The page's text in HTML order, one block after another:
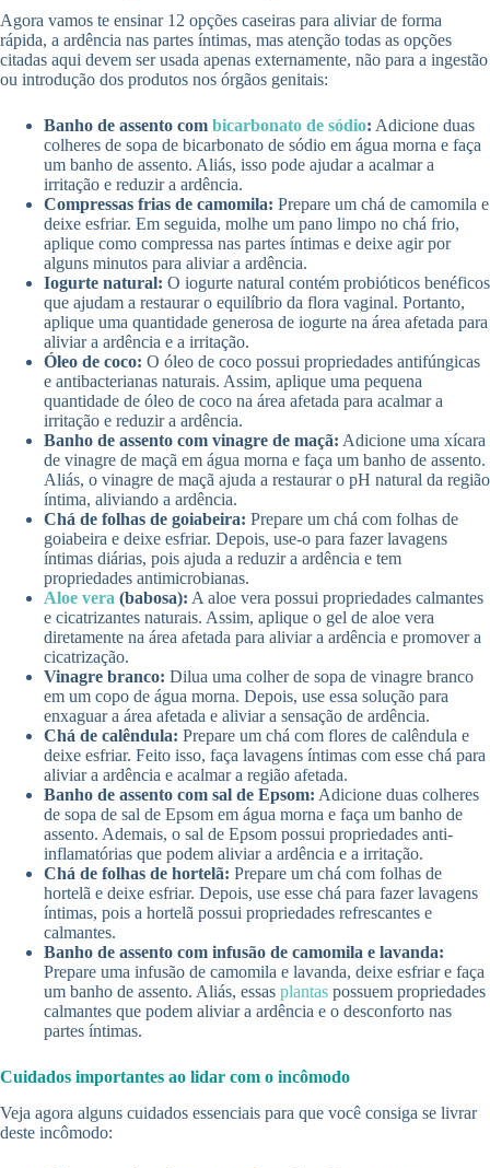
Agora vamos te ensinar 12 opções caseiras para aliviar de forma
rápida, a ardência nas partes íntimas, mas atenção todas as opções
citadas aqui devem ser usada apenas externamente, não para a ingestão
ou introdução dos produtos nos órgãos genitais:
Banho de assento com bicarbonato de sódio: Adicione duas
colheres de sopa de bicarbonato de sódio em água morna e faça
um banho de assento. Aliás, isso pode ajudar a acalmar a
irritação e reduzir a ardência.
Compressas frias de camomila: Prepare um chá de camomila e
deixe esfriar. Em seguida, molhe um pano limpo no chá frio,
aplique como compressa nas partes íntimas e deixe agir por
alguns minutos para aliviar a ardência.
Iogurte natural: O iogurte natural contém probióticos benéficos
que ajudam a restaurar o equilíbrio da flora vaginal. Portanto,
aplique uma quantidade generosa de iogurte na área afetada para
aliviar a ardência e a irritação.
Óleo de coco: O óleo de coco possui propriedades antifúngicas
e antibacterianas naturais. Assim, aplique uma pequena
quantidade de óleo de coco na área afetada para acalmar a
irritação e reduzir a ardência.
Banho de assento com vinagre de maçã: Adicione uma xícara
de vinagre de maçã em água morna e faça um banho de assento.
Aliás, o vinagre de maçã ajuda a restaurar o pH natural da região
íntima, aliviando a ardência.
Chá de folhas de goiabeira: Prepare um chá com folhas de
goiabeira e deixe esfriar. Depois, use-o para fazer lavagens
íntimas diárias, pois ajuda a reduzir a ardência e tem
propriedades antimicrobianas.
Aloe vera (babosa): A aloe vera possui propriedades calmantes
e cicatrizantes naturais. Assim, aplique o gel de aloe vera
diretamente na área afetada para aliviar a ardência e promover a
cicatrização.
Vinagre branco: Dilua uma colher de sopa de vinagre branco
em um copo de água morna. Depois, use essa solução para
enxaguar a área afetada e aliviar a sensação de ardência.
Chá de calêndula: Prepare um chá com flores de calêndula e
deixe esfriar. Feito isso, faça lavagens íntimas com esse chá para
aliviar a ardência e acalmar a região afetada.
Banho de assento com sal de Epsom: Adicione duas colheres
de sopa de sal de Epsom em água morna e faça um banho de
assento. Ademais, o sal de Epsom possui propriedades anti-
inflamatórias que podem aliviar a ardência e a irritação.
Chá de folhas de hortelã: Prepare um chá com folhas de
hortelã e deixe esfriar. Depois, use esse chá para fazer lavagens
íntimas, pois a hortelã possui propriedades refrescantes e
calmantes.
Banho de assento com infusão de camomila e lavanda:
Prepare uma infusão de camomila e lavanda, deixe esfriar e faça
um banho de assento. Aliás, essas plantas possuem propriedades
calmantes que podem aliviar a ardência e o desconforto nas
partes íntimas.
Cuidados importantes ao lidar com o incômodo
Veja agora alguns cuidados essenciais para que você consiga se livrar
deste incômodo: